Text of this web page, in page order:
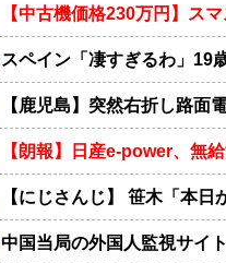
【中古機価格230万円】ス
スペイン「凄すぎるわ」19
【鹿児島】突然右折し路
【朗報】日産e-power、無
【にじさんじ】 笹木「本
中国当局の外国人監視サイ